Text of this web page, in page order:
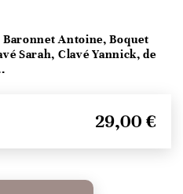
Antoine, Boquet
Sarah, Clavé Yannick, de
29,00 €